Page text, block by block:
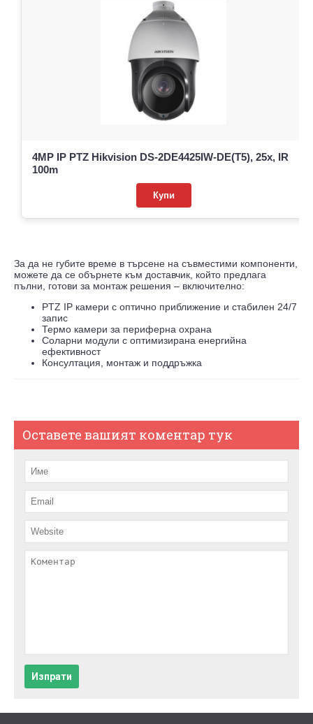
4MP IP PTZ Hikvision DS-2DE4425IW-DE(T5), 25x, IR
100m
Купи
За да не губите време в търсене на съвместими компоненти,
можете да се обърнете към доставчик, който предлага
пълни, готови за монтаж решения – включително:
PTZ IP камери с оптично приближение и стабилен 24/7
запис
Термо камери за периферна охрана
Соларни модули с оптимизирана енергийна
ефективност
Консултация, монтаж и поддръжка
Оставете вашият коментар тук
Изпрати